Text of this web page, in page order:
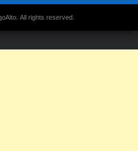
All rights reserved.